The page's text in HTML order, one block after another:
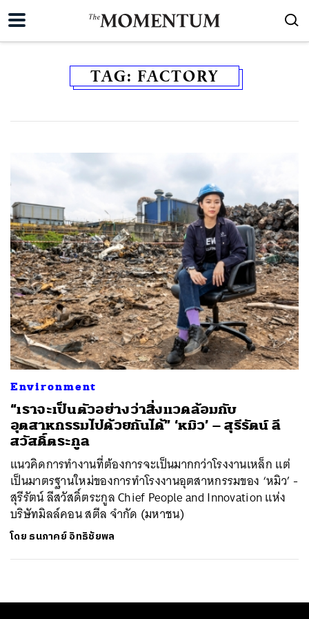
TAG: FACTORY
Environment
“เราจะเป็นตัวอย่างว่าสิ่งแวดล้อมกับ
อุตสาหกรรมไปด้วยกันได้” ‘หมิว’ – สุรีรัตน์ ลี
สวัสดิ์ตระกูล
แนวคิดการทำงานที่ต้องการจะเป็นมากกว่าโรงงานเหล็ก แต่
เป็นมาตรฐานใหม่ของการทำโรงงานอุตสาหกรรมของ ‘หมิว’ -
สุรีรัตน์ ลีสวัสดิ์ตระกูล Chief People and Innovation แห่ง
บริษัทมิลล์คอน สตีล จำกัด (มหาชน)
โดย ธนภาคย์ อิทธิชัยพล
ค้นหา
SHARE TWEET LINE EMAIL